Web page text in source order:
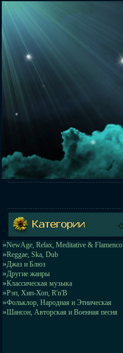
»NewAge, Relax, Meditative & Flamenco
»Reggae, Ska, Dub
»Джаз и Блюз
»Другие жанры
»Классическая музыка
»Рэп, Хип-Хоп, R'n'B
»Фольклор, Народная и Этническая
»Шансон, Авторская и Военная песня